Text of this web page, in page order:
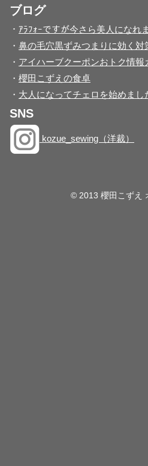
ブログ
・ ｱﾗﾌｫｰですが今さら美人になれ
・ 鼻の毛穴黒ずみつまりに効く対
・ アイハーブクーポンおトク情報
・ 櫻田こずえの食卓
・ 大人になってチェロを始めまし
SNS
kozue_sewing（洋裁）
© 2013 櫻田こずえ